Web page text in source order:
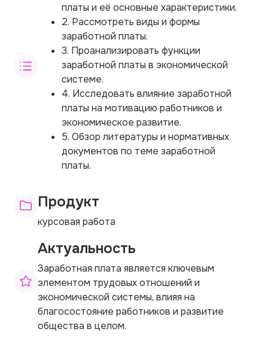
платы и её основные характеристики.
2. Рассмотреть виды и формы
заработной платы.
3. Проанализировать функции
заработной платы в экономической
системе.
4. Исследовать влияние заработной
платы на мотивацию работников и
экономическое развитие.
5. Обзор литературы и нормативных
документов по теме заработной
платы.
Продукт
курсовая работа
Актуальность
Заработная плата является ключевым
элементом трудовых отношений и
экономической системы, влияя на
благосостояние работников и развитие
общества в целом.